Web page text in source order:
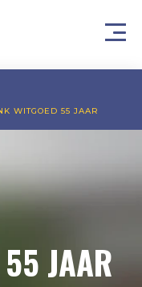
WITGOED 55 JAAR
JAAR